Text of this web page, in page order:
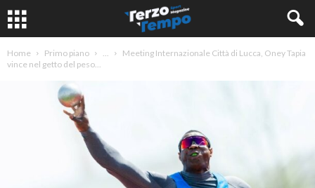
Home Primo piano ...
Meeting Internazionale Città di Lucca, Oney Tapia
vince nel getto del peso...